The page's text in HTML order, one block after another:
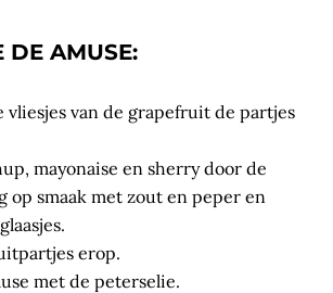
DE AMUSE:
vliesjes van de grapefruit de partjes
mayonaise en sherry door de
op smaak met zout en peper en
erop.
met de peterselie.